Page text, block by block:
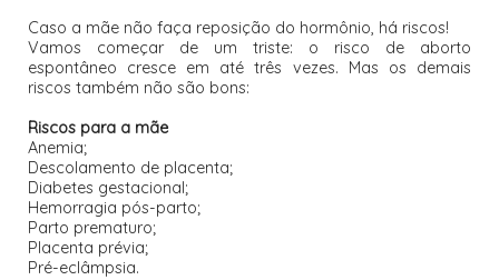
Caso a mãe não faça reposição do hormônio, há riscos!
Vamos começar de um triste: o risco de aborto
espontâneo cresce em até três vezes. Mas os demais
riscos também não são bons:
Riscos para a mãe
Anemia;
Descolamento de placenta;
Diabetes gestacional;
Hemorragia pós-parto;
Parto prematuro;
Placenta prévia;
Pré-eclâmpsia.